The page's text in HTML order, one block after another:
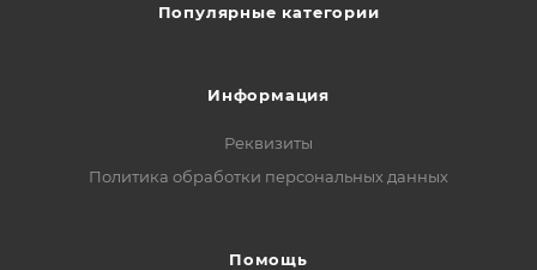
Популярные категории
Информация
Реквизиты
Политика обработки персональных данных
Помощь